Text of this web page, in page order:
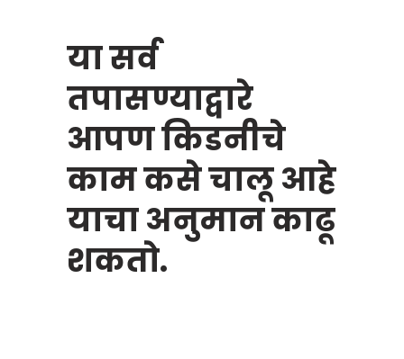
या सर्व
तपासण्याद्वारे
आपण किडनीचे
काम कसे चालू आहे
याचा अनुमान काढू
शकतो.